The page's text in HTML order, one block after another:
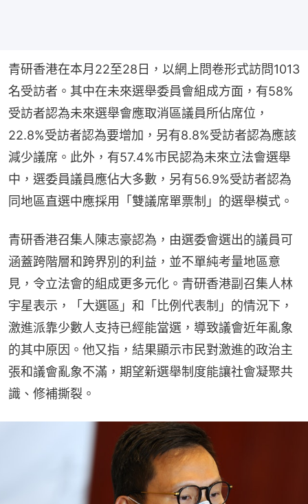
青研香港在本月22至28日，以網上問卷形式訪問1013
名受訪者。其中在未來選舉委員會組成方面，有58%
受訪者認為未來選舉會應取消區議員所佔席位，
22.8%受訪者認為要增加，另有8.8%受訪者認為應該
減少議席。此外，有57.4%市民認為未來立法會選舉
中，選委員議員應佔大多數，另有56.9%受訪者認為
同地區直選中應採用「雙議席單票制」的選舉模式。
青研香港召集人陳志豪認為，由選委會選出的議員可
涵蓋跨階層和跨界別的利益，並不單純考量地區意
見，令立法會的組成更多元化。青研香港副召集人林
宇星表示，「大選區」和「比例代表制」的情況下，
激進派靠少數人支持已經能當選，導致議會近年亂象
的其中原因。他又指，結果顯示市民對激進的政治主
張和議會亂象不滿，期望新選舉制度能讓社會凝聚共
識、修補撕裂。